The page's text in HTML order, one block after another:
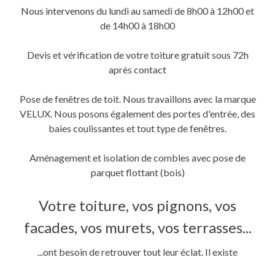
fenêtre)
Nous intervenons du lundi au samedi de 8h00 à 12h00 et
de 14h00 à 18h00
Devis et vérification de votre toiture gratuit sous 72h
après contact
Pose de fenêtres de toit. Nous travaillons avec la marque
VELUX. Nous posons également des portes d'entrée, des
baies coulissantes et tout type de fenêtres.
Aménagement et isolation de combles avec pose de
parquet flottant (bois)
Votre toiture, vos pignons, vos
facades, vos murets, vos terrasses...
...ont besoin de retrouver tout leur éclat. Il existe